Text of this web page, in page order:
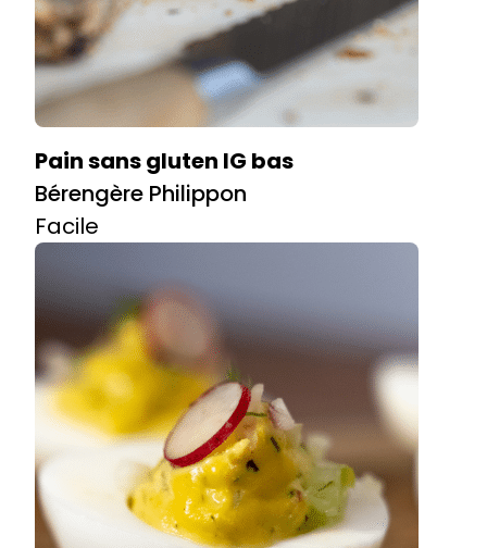
Pain sans gluten IG bas
Bérengère Philippon
Facile